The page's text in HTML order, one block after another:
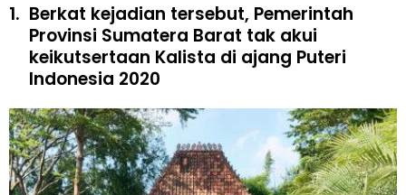
1. Berkat kejadian tersebut, Pemerintah
Provinsi Sumatera Barat tak akui
keikutsertaan Kalista di ajang Puteri
Indonesia 2020